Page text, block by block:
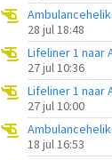
28 jul 18:48
Lifeliner 1 naar
27 jul 10:36
Lifeliner 1 naar
27 jul 10:00
18 jul 16:53